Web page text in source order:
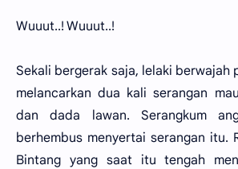
Wuuut..! Wuuut..!
Sekali bergerak saja, lelaki berwajah
melancarkan dua kali serangan
dan dada lawan. Serangkum
berhembus menyertai serangan itu.
Bintang yang saat itu tengah